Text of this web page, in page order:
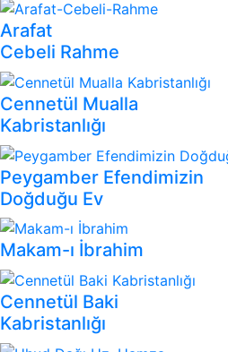
Arafat
Cebeli Rahme
Cennetül Mualla
Kabristanlığı
Peygamber Efendimizin
Doğduğu Ev
Makam-ı İbrahim
Cennetül Baki
Kabristanlığı